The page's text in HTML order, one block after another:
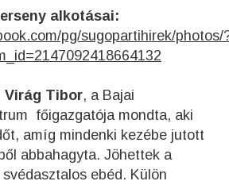
alkotásai:
pg/sugopartihirek/photos/
Virág Tibor, a Bajai
főigazgatója mondta, aki
amíg mindenki kezébe jutott
abbahagyta. Jöhettek a
ebéd. Külön